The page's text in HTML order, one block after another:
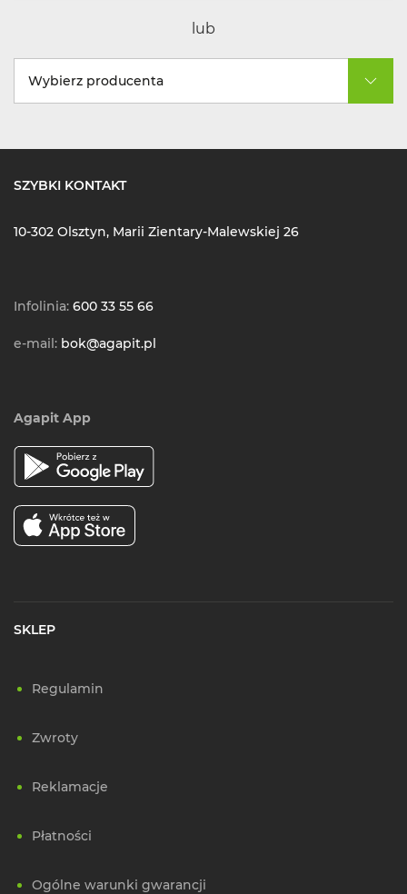
lub
Wybierz producenta
SZYBKI KONTAKT
10-302 Olsztyn, Marii Zientary-Malewskiej 26
Infolinia: 600 33 55 66
e-mail: bok@agapit.pl
Agapit App
SKLEP
Regulamin
Zwroty
Reklamacje
Płatności
Ogólne warunki gwarancji